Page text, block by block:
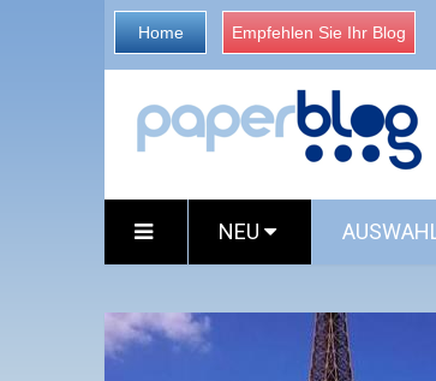
Home Empfehlen Sie Ihr Blog
NEU